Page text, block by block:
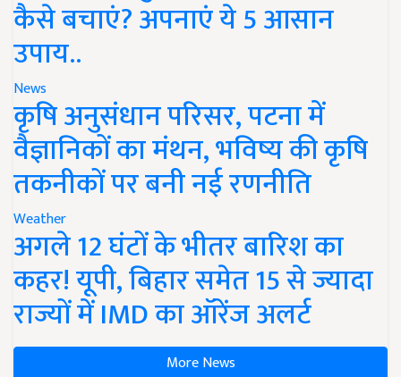
कैसे बचाएं? अपनाएं ये 5 आसान
उपाय..
News
कृषि अनुसंधान परिसर, पटना में
वैज्ञानिकों का मंथन, भविष्य की कृषि
तकनीकों पर बनी नई रणनीति
Weather
अगले 12 घंटों के भीतर बारिश का
कहर! यूपी, बिहार समेत 15 से ज्यादा
राज्यों में IMD का ऑरेंज अलर्ट
More News